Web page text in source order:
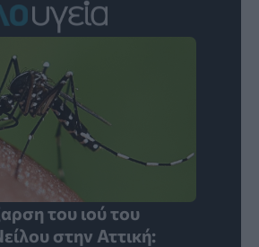
του ιού του
στην Αττική: